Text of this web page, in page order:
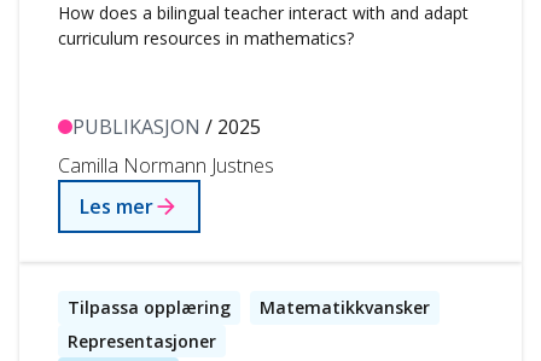
How does a bilingual teacher interact with and adapt
curriculum resources in mathematics?
PUBLIKASJON / 2025
Les mer
Camilla Normann Justnes
Tilpassa opplæring
Matematikkvansker
Representasjoner